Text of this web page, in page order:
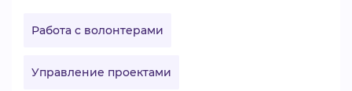
Работа с волонтерами
Управление проектами